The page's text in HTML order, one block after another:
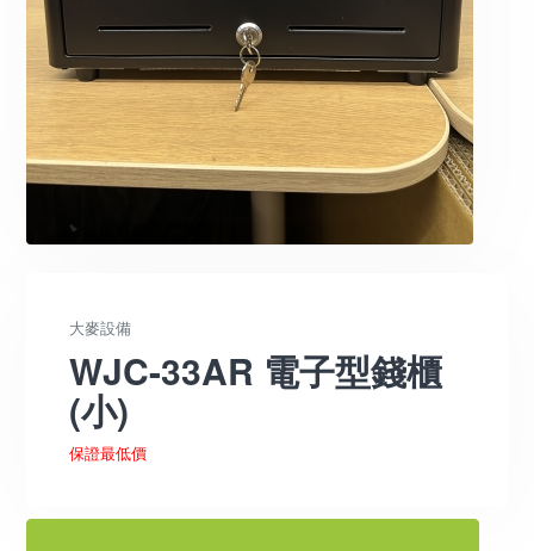
大麥設備
WJC-33AR 電子型錢櫃
(小)
保證最低價